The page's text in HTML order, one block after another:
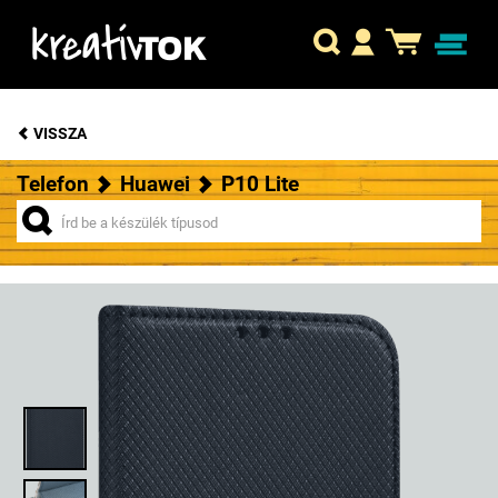
VISSZA
Telefon Huawei P10 Lite